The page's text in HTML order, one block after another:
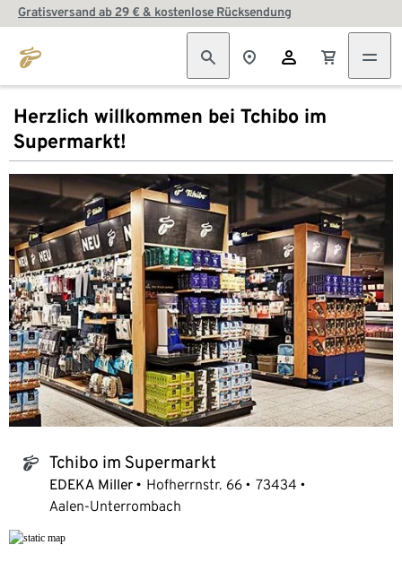
Gratisversand ab 29 € & kostenlose Rücksendung
Herzlich willkommen bei Tchibo im
Supermarkt!
tchibo_logo Tchibo im Supermarkt
EDEKA Miller Hofherrnstr. 66
73434
Aalen-Unterrombach